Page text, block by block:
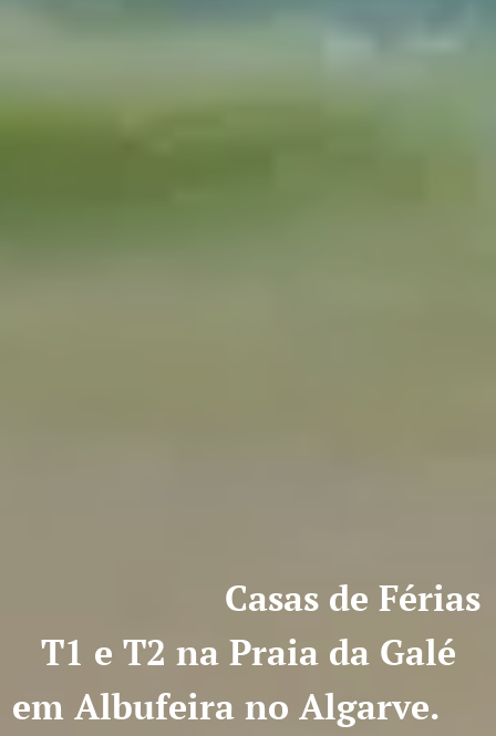
Casas de Férias
T1 e T2 na Praia da Galé
em Albufeira no Algarve.